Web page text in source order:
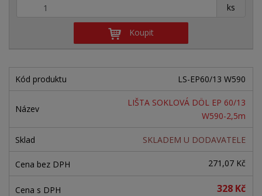
ks
+ -
Koupit
LS-EP60/13 W590
LIŠTA SOKLOVÁ DÖL EP 60/13
W590-2,5m
SKLADEM U DODAVATELE
271,07 Kč
328 Kč